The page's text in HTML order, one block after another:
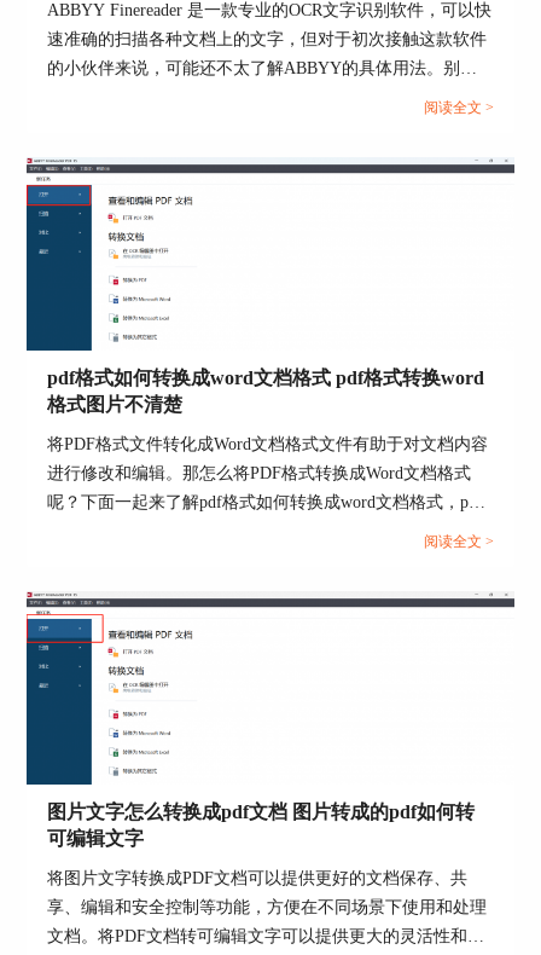
从上述操作可以看到，通过文本识别软件可快
速地识别图片表格，减少了人工输入数据的繁琐，
那么，有哪些识别图片表格的软件推荐呢？
1. ABBYY FineReader PDF 15
作为一款专业型的文本识别软件，ABBYY
FineReader PDF 15配备了智能化的OCR文本识别技
术，不仅能准确识别简单的文本内容，还可以高度
还原PDF、图像中的段落格式、表格格式、文本格
另外，ABBYY FineReader PDF 15也内置大量
识别语言，使其拥有高准确度的识别结果，配合可
纠正图像缺陷的图像编辑器，让图像的识别变得更
加简单、准确。
ABBYY Finereader 是一款专业的OCR文字识别软件，可以快
速准确的扫描各种文档上的文字，但对于初次接触这款软件
的小伙伴来说，可能还不太了解ABBYY的具体用法。别担
心，今天将为大家介绍ABBYY怎么识别图片上的文字，
阅读全文 >
pdf格式如何转换成word文档格式 pdf格式转换word
格式图片不清楚
将PDF格式文件转化成Word文档格式文件有助于对文档内容
进行修改和编辑。那怎么将PDF格式转换成Word文档格式
呢？下面一起来了解pdf格式如何转换成word文档格式，pdf
阅读全文 >
图片文字怎么转换成pdf文档 图片转成的pdf如何转
可编辑文字
将图片文字转换成PDF文档可以提供更好的文档保存、共
享、编辑和安全控制等功能，方便在不同场景下使用和处理
文档。将PDF文档转可编辑文字可以提供更大的灵活性和便